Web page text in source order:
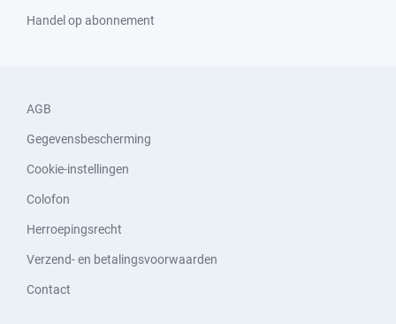
Handel op abonnement
AGB
Gegevensbescherming
Cookie-instellingen
Colofon
Herroepingsrecht
Verzend- en betalingsvoorwaarden
Contact